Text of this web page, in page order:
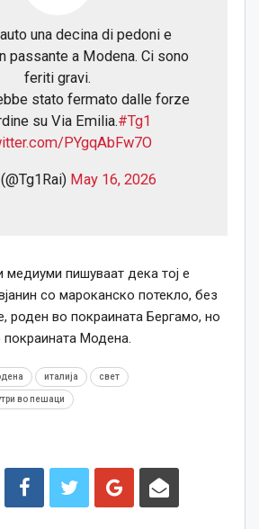
una decina di pedoni e
passante a Modena. Ci sono
feriti gravi.
stato fermato dalle forze
su Via Emilia.#Tg1
PYgqAbFw7O
May 16, 2026
медиуми пишуваат дека тој е
со мароканско потекло, без
роден во покраината Бергамо, но
Модена.
италија свет
во пешаци